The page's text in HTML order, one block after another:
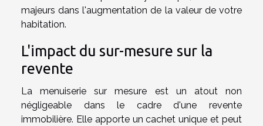
majeurs dans l'augmentation de la valeur de votre
habitation.
L'impact du sur-mesure sur la
revente
La menuiserie sur mesure est un atout non
négligeable dans le cadre d'une revente
immobilière. Elle apporte un cachet unique et peut